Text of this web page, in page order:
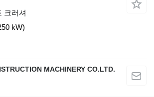
크러셔
kW)
MACHINERY CO.LTD.